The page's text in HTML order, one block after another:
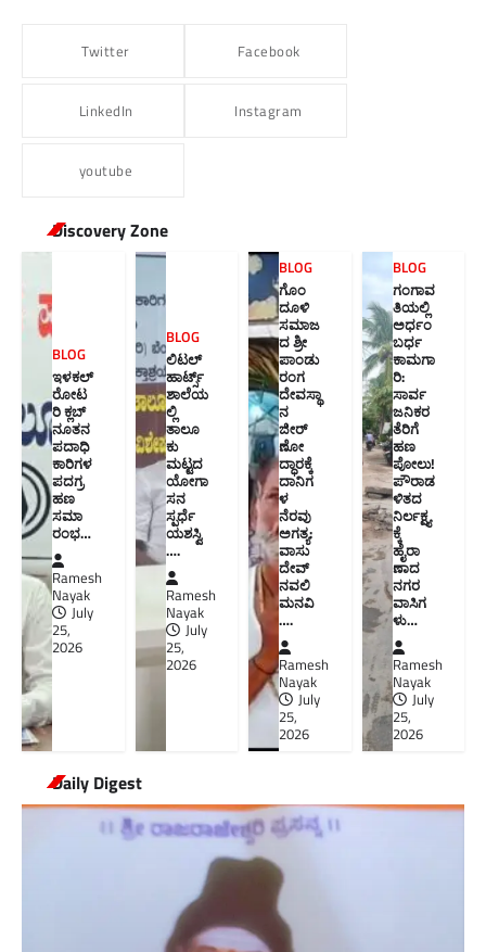
Twitter Facebook
LinkedIn Instagram
youtube
Discovery Zone
BLOG
ಇಳಕಲ್
ರೋಟ
ರಿ ಕ್ಲಬ್
ನೂತನ‌
ಪದಾಧಿ
ಕಾರಿಗಳ
ಪದಗ್ರ
ಹಣ
ಸಮಾ
ರಂಭ…
Ramesh
Nayak
July
25,
2026
BLOG
ಲಿಟಲ್
ಹಾರ್ಟ್ಸ್
ಶಾಲೆಯ
ಲ್ಲಿ
ತಾಲೂ
ಕು
ಮಟ್ಟದ
ಯೋಗಾ
ಸನ
ಸ್ಪರ್ಧೆ
ಯಶಸ್ವಿ
….
Ramesh
Nayak
July
25,
2026
BLOG
ಗೊಂ
ದೂಳಿ
ಸಮಾಜ
ದ ಶ್ರೀ
ಪಾಂಡು
ರಂಗ
ದೇವಸ್ಥಾ
ನ
ಜೀರ್
ಣೋ
ದ್ಧಾರಕ್ಕೆ
ದಾನಿಗ
ಳ
ನೆರವು
ಅಗತ್ಯ:
ವಾಸು
ದೇವ್
ನವಲಿ
ಮನವಿ​
….
Ramesh
Nayak
July
25,
2026
BLOG
ಗಂಗಾವ
ತಿಯಲ್ಲಿ
ಅರ್ಧಂ
ಬರ್ಧ
ಕಾಮಗಾ
ರಿ:
ಸಾರ್ವ
ಜನಿಕರ
ತೆರಿಗೆ
ಹಣ
ಪೋಲು!
ಪೌರಾಡ
ಳಿತದ
ನಿರ್ಲಕ್ಷ್ಯ
ಕ್ಕೆ
ಹೈರಾ
ಣಾದ
ನಗರ
ವಾಸಿಗ
ಳು​…
Ramesh
Nayak
July
25,
2026
Daily Digest